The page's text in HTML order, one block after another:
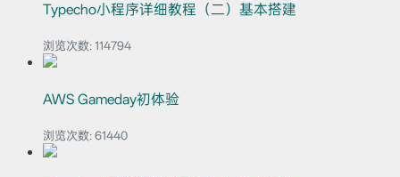
Typecho小程序详细教程（二）基本搭建
浏览次数: 114794
AWS Gameday初体验
浏览次数: 61440